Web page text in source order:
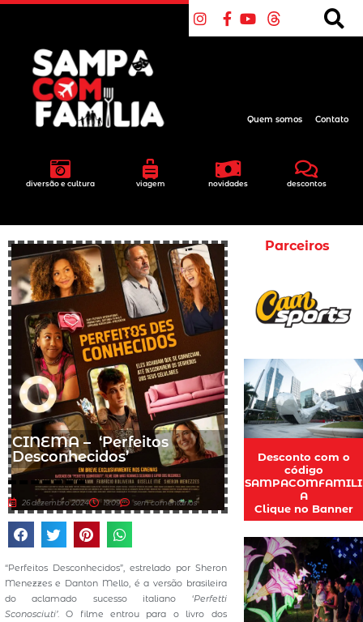
diversão e cultura viagem novidades descontos
Quem somos Contato
CINEMA – ‘Perfeitos
Desconhecidos’
26 dezembro 2024 19:09 sem comentários
“Perfeitos Desconhecidos”, estrelado por Sheron
Menezzes e Danton Mello, é a versão brasileira
do aclamado sucesso italiano ‘Perfetti
Sconosciuti’. O filme entrou para o livro dos
Parceiros
Desconto com o
código
SAMPACOMFAMILI
A
Clique no Banner